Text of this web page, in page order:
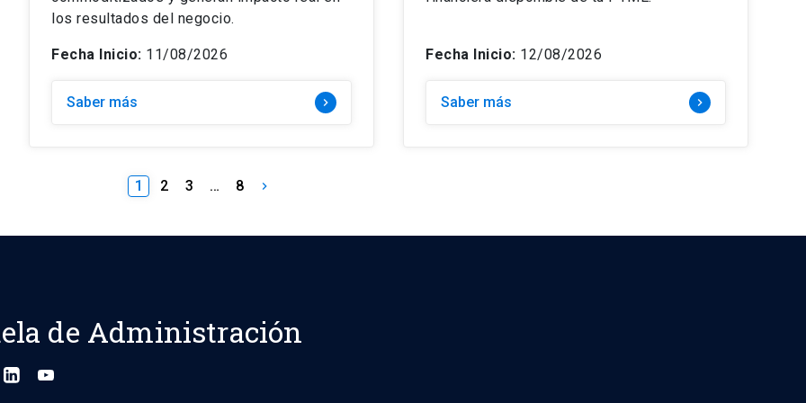
los resultados del negocio.
Fecha Inicio: 11/08/2026
Saber más keyboard_arrow_right
Fecha Inicio: 12/08/2026
Saber más keyboard_arrow_right
1 2 3 … 8 keyboard_arrow_right
de Administración